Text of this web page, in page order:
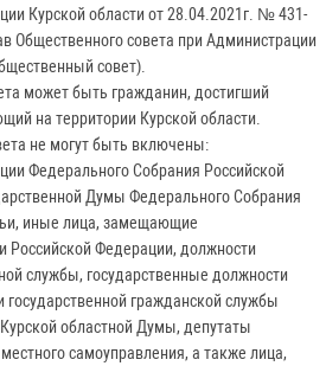
Курской области от 28.04.2021г. № 431-
Общественного совета при Администрации
совет).
может быть гражданин, достигший
на территории Курской области.
не могут быть включены:
Федерального Собрания Российской
Думы Федерального Собрания
иные лица, замещающие
Российской Федерации, должности
службы, государственные должности
государственной гражданской службы
областной Думы, депутаты
самоуправления, а также лица,